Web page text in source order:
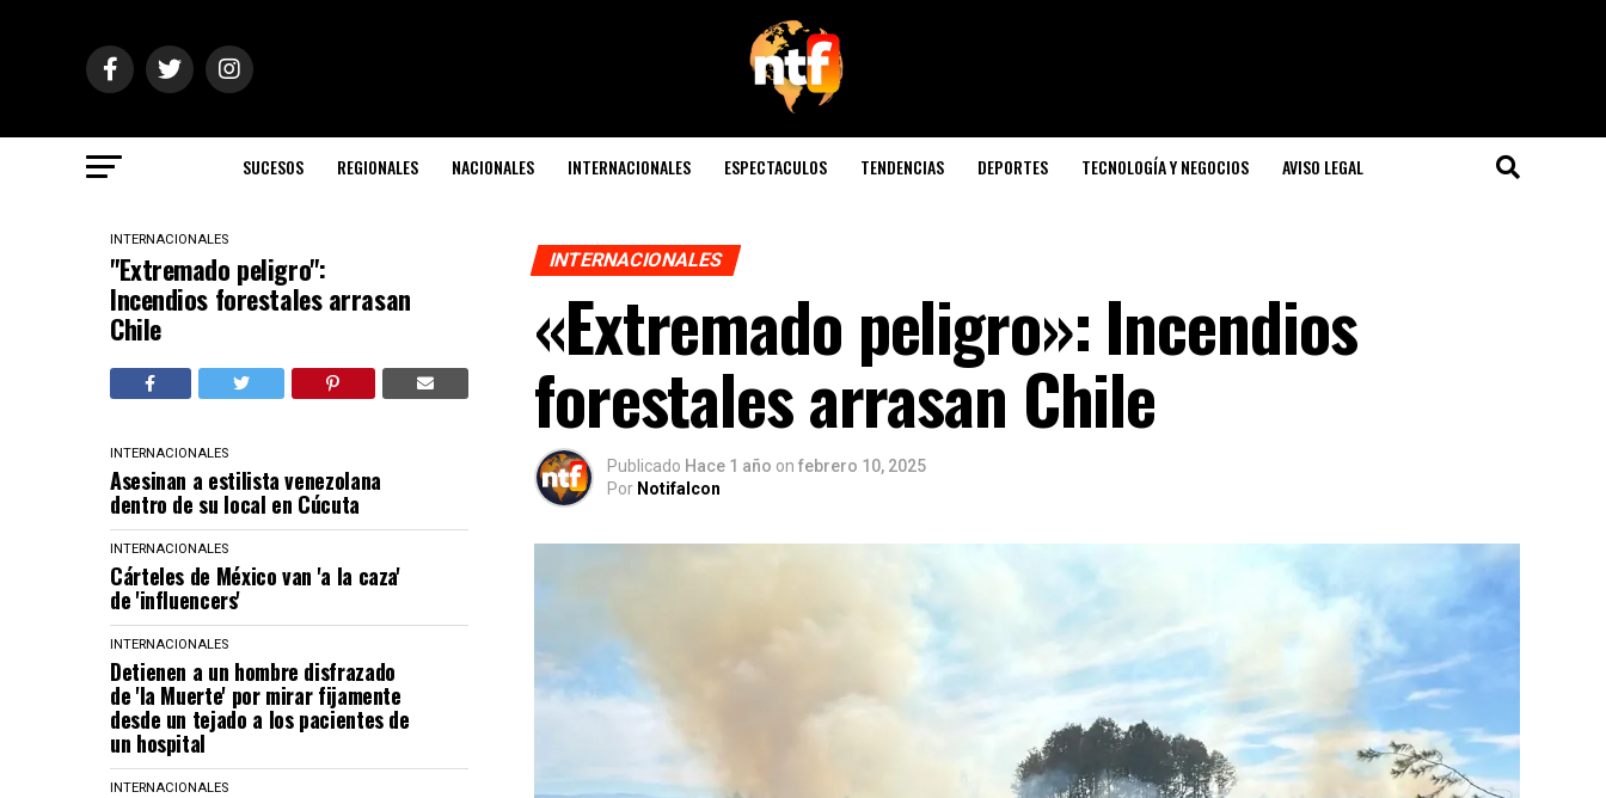
SUCESOS REGIONALES NACIONALES INTERNACIONALES ESPECTACULOS TENDENCIAS DEPORTES TECNOLOGÍA Y NEGOCIOS AVISO LEGAL
INTERNACIONALES
"Extremado peligro":
Incendios forestales arrasan
Chile
INTERNACIONALES
Asesinan a estilista venezolana
dentro de su local en Cúcuta
INTERNACIONALES
Cárteles de México van 'a la caza'
de 'influencers'
INTERNACIONALES
Detienen a un hombre disfrazado
de 'la Muerte' por mirar fijamente
desde un tejado a los pacientes de
un hospital
INTERNACIONALES
INTERNACIONALES
«Extremado peligro»: Incendios
forestales arrasan Chile
Publicado Hace 1 año on febrero 10, 2025
Por Notifalcon